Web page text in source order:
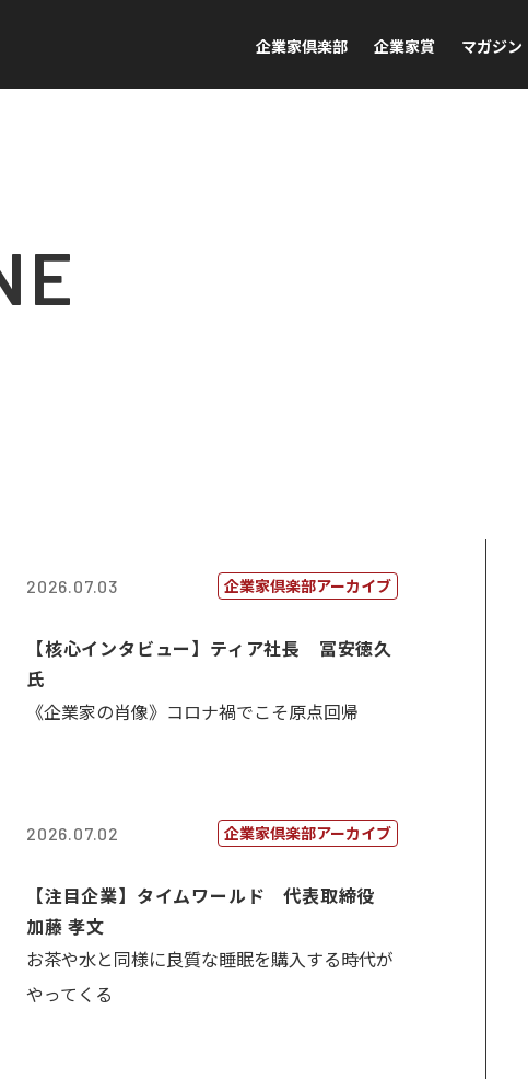
企業家倶楽部 企業家賞 マガジン
2026.07.03 企業家倶楽部アーカイブ
【核心インタビュー】ティア社長 冨安徳久
氏
《企業家の肖像》コロナ禍でこそ原点回帰
2026.07.02 企業家倶楽部アーカイブ
【注目企業】タイムワールド 代表取締役
加藤 孝文
お茶や水と同様に良質な睡眠を購入する時代が
やってくる